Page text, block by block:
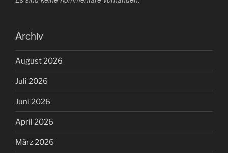
Archiv
August 2026
Juli 2026
Juni 2026
April 2026
März 2026